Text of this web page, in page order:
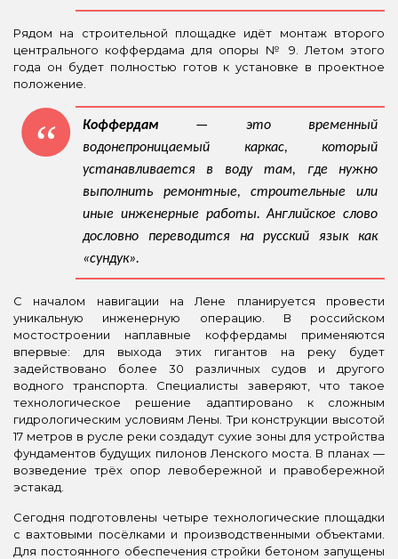
Рядом на строительной площадке идёт монтаж второго
центрального коффердама для опоры № 9. Летом этого
года он будет полностью готов к установке в проектное
положение.
Коффердам — это временный
водонепроницаемый каркас, который
устанавливается в воду там, где нужно
выполнить ремонтные, строительные или
иные инженерные работы. Английское слово
дословно переводится на русский язык как
«сундук».
С началом навигации на Лене планируется провести
уникальную инженерную операцию. В российском
мостостроении наплавные коффердамы применяются
впервые: для выхода этих гигантов на реку будет
задействовано более 30 различных судов и другого
водного транспорта. Специалисты заверяют, что такое
технологическое решение адаптировано к сложным
гидрологическим условиям Лены. Три конструкции высотой
17 метров в русле реки создадут сухие зоны для устройства
фундаментов будущих пилонов Ленского моста. В планах —
возведение трёх опор левобережной и правобережной
эстакад.
Сегодня подготовлены четыре технологические площадки
с вахтовыми посёлками и производственными объектами.
Для постоянного обеспечения стройки бетоном запущены